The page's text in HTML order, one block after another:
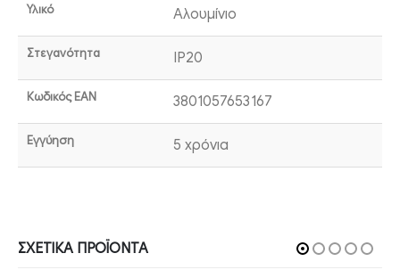
Υλικό Αλουμίνιο
Στεγανότητα IP20
Κωδικός EAN 3801057653167
Εγγύηση 5 χρόνια
ΣΧΕΤΙΚΆ ΠΡΟΪΌΝΤΑ